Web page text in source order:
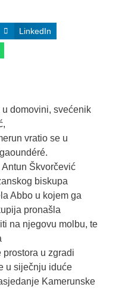
LinkedIn
domovini, svećenik
vratio se u
Škvorčević
biskupa
Abbo u kojem ga
pronašla
na njegovu molbu, te
u zgradi
u siječnju iduće
Kamerunske